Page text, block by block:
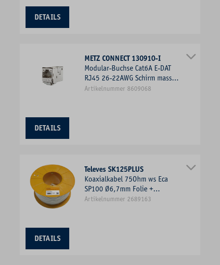
DETAILS
METZ CONNECT 130910-I
Modular-Buchse Cat6A E-DAT
RJ45 26-22AWG Schirm massiv
f.Rundkabel
Artikelnummer 8609068
DETAILS
Televes SK125PLUS
Koaxialkabel 75Ohm ws Eca
SP100 Ø6,7mm Folie +
Geflecht
Artikelnummer 2689163
DETAILS